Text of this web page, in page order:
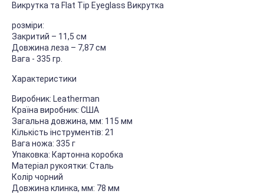
Викрутка та Flat Tip Eyeglass Викрутка
розміри:
Закритий – 11,5 см
Довжина леза – 7,87 см
Вага - 335 гр.
Характеристики
Виробник: Leatherman
Країна виробник: США
Загальна довжина, мм: 115 мм
Кількість інструментів: 21
Вага ножа: 335 г
Упаковка: Картонна коробка
Матеріал рукоятки: Сталь
Колір чорний
Довжина клинка, мм: 78 мм